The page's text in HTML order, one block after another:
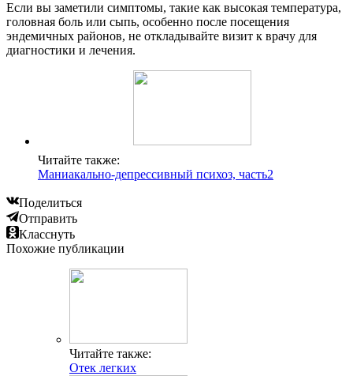
Если вы заметили симптомы, такие как высокая температура,
головная боль или сыпь, особенно после посещения
эндемичных районов, не откладывайте визит к врачу для
диагностики и лечения.
Читайте также:
Маниакально-депрессивный психоз, часть2
Поделиться
Отправить
Класснуть
Похожие публикации
Читайте также:
Отек легких